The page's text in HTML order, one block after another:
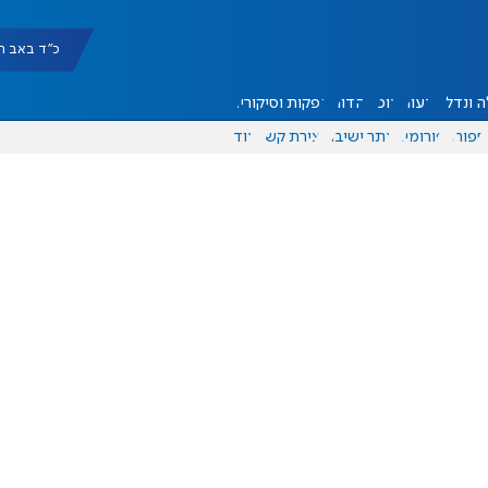
כ"ד באב תשפ"ו
ונדל"ן דעות אוכל יהדות הפקות וסיקורים
ספורט פורומים אתר ישיבה יצירת קשר עוד